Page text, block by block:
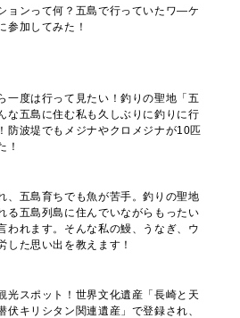
ョンって何？五島で行っていたワ―ケ
参加してみた！
一度は行って見たい！釣りの聖地「五
な五島に住む私も久しぶりに釣りに行
防波堤でもメジナやクロメジナが10匹
！
、五島育ちでも魚が苦手。釣りの聖地
る五島列島に住んでいながらもったい
われます。そんな私の鰻、うなぎ、ウ
した思い出を教えます！
光スポット！世界文化遺産「長崎と天
伏キリシタン関連遺産」で登録され、